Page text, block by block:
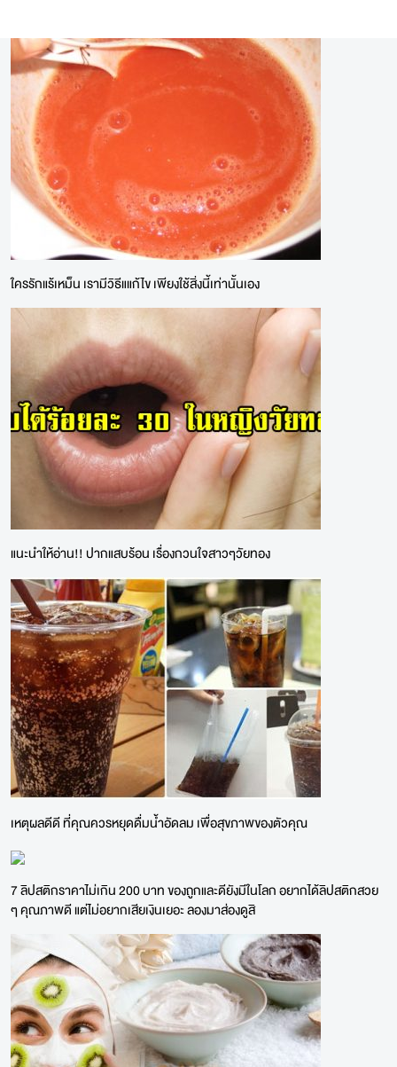
ใครรักแร้เหม็น เรามีวิธีแแก้ไข เพียงใช้สิ่งนี้เท่านั้นเอง
แนะนำให้อ่าน!! ปากแสบร้อน เรื่องกวนใจสาวๆวัยทอง
เหตุผลดีดี ที่คุณควรหยุดดื่มน้ำอัดลม เพื่อสุขภาพของตัวคุณ
7 ลิปสติกราคาไม่เกิน 200 บาท ของถูกและดียังมีในโลก อยากได้ลิปสติกสวย
ๆ คุณภาพดี แต่ไม่อยากเสียเงินเยอะ ลองมาส่องดูสิ